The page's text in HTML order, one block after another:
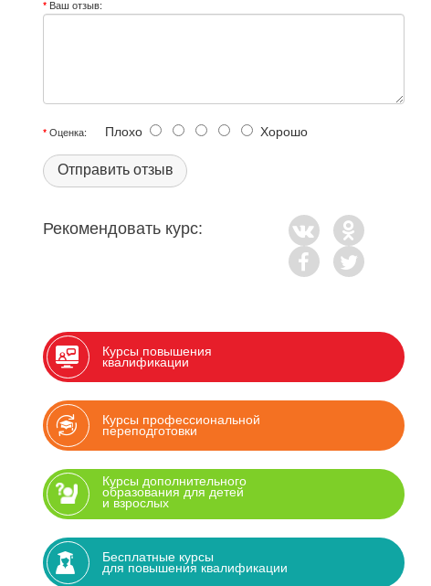
Ваш отзыв:
Оценка: Плохо Хорошо
Отправить отзыв
Рекомендовать курс:
Курсы повышения
квалификации
Курсы профессиональной
переподготовки
Курсы дополнительного
образования для детей
и взрослых
Бесплатные курсы
для повышения квалификации